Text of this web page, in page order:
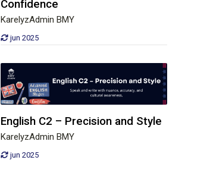
Confidence
KarelyzAdmin BMY
jun 2025
English C2 – Precision and Style
KarelyzAdmin BMY
jun 2025